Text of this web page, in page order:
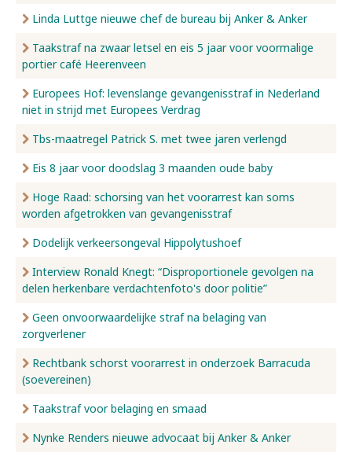
Linda Luttge nieuwe chef de bureau bij Anker & Anker
Taakstraf na zwaar letsel en eis 5 jaar voor voormalige
portier café Heerenveen
Europees Hof: levenslange gevangenisstraf in Nederland
niet in strijd met Europees Verdrag
Tbs-maatregel Patrick S. met twee jaren verlengd
Eis 8 jaar voor doodslag 3 maanden oude baby
Hoge Raad: schorsing van het voorarrest kan soms
worden afgetrokken van gevangenisstraf
Dodelijk verkeersongeval Hippolytushoef
Interview Ronald Knegt: “Disproportionele gevolgen na
delen herkenbare verdachtenfoto's door politie”
Geen onvoorwaardelijke straf na belaging van
zorgverlener
Rechtbank schorst voorarrest in onderzoek Barracuda
(soevereinen)
Taakstraf voor belaging en smaad
Nynke Renders nieuwe advocaat bij Anker & Anker